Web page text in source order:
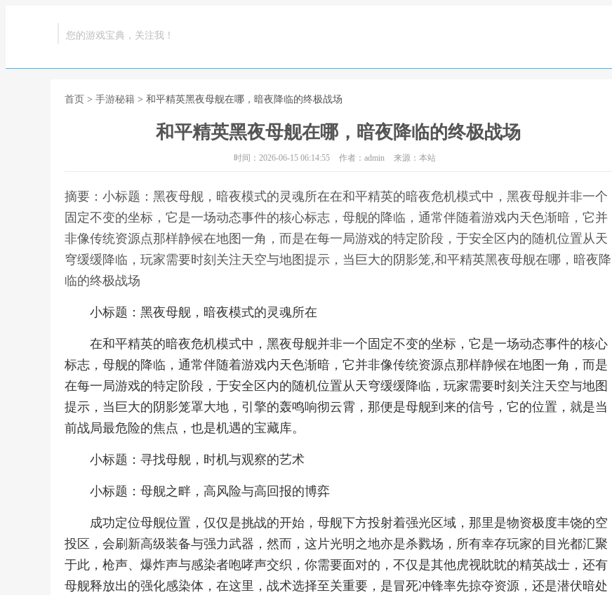
您的游戏宝典，关注我！
首页 > 手游秘籍 > 和平精英黑夜母舰在哪，暗夜降临的终极战场
和平精英黑夜母舰在哪，暗夜降临的终极战场
时间：2026-06-15 06:14:55 作者：admin 来源：本站
摘要：小标题：黑夜母舰，暗夜模式的灵魂所在在和平精英的暗夜危机模式中，黑夜母舰并非一个
固定不变的坐标，它是一场动态事件的核心标志，母舰的降临，通常伴随着游戏内天色渐暗，它并
非像传统资源点那样静候在地图一角，而是在每一局游戏的特定阶段，于安全区内的随机位置从天
穹缓缓降临，玩家需要时刻关注天空与地图提示，当巨大的阴影笼,和平精英黑夜母舰在哪，暗夜降
临的终极战场
小标题：黑夜母舰，暗夜模式的灵魂所在
在和平精英的暗夜危机模式中，黑夜母舰并非一个固定不变的坐标，它是一场动态事件的核心
标志，母舰的降临，通常伴随着游戏内天色渐暗，它并非像传统资源点那样静候在地图一角，而是
在每一局游戏的特定阶段，于安全区内的随机位置从天穹缓缓降临，玩家需要时刻关注天空与地图
提示，当巨大的阴影笼罩大地，引擎的轰鸣响彻云霄，那便是母舰到来的信号，它的位置，就是当
前战局最危险的焦点，也是机遇的宝藏库。
小标题：寻找母舰，时机与观察的艺术
小标题：母舰之畔，高风险与高回报的博弈
成功定位母舰位置，仅仅是挑战的开始，母舰下方投射着强光区域，那里是物资极度丰饶的空
投区，会刷新高级装备与强力武器，然而，这片光明之地亦是杀戮场，所有幸存玩家的目光都汇聚
于此，枪声、爆炸声与感染者咆哮声交织，你需要面对的，不仅是其他虎视眈眈的精英战士，还有
母舰释放出的强化感染体，在这里，战术选择至关重要，是冒死冲锋率先掠夺资源，还是潜伏暗处